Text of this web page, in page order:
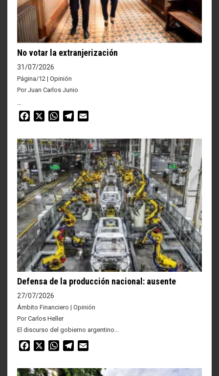
No votar la extranjerización
31/07/2026
Página/12 | Opinión
Por Juan Carlos Junio
...
Facebook WhatsAppTelegram
Defensa de la producción nacional: ausente
27/07/2026
Ámbito Financiero | Opinión
Por Carlos Heller
El discurso del gobierno argentino...
Facebook WhatsAppTelegram